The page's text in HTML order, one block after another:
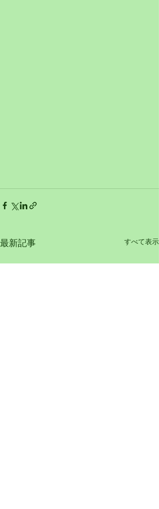
最新記事 すべて表示